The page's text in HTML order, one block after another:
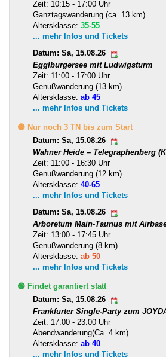
Zeit: 10:15 - 17:00 Uhr
Ganztagswanderung (ca. 13 km)
Altersklasse: 35-55
... mehr Infos und Tickets
Datum: Sa, 15.08.26
Egglburgersee mit Ludwigsturm
Zeit: 11:00 - 17:00 Uhr
Genußwanderung (13 km)
Altersklasse: ab 45
... mehr Infos und Tickets
🟡 Nur noch 3 TN bis zum Start
Datum: Sa, 15.08.26
Wahner Heide – Telegraphenberg
Zeit: 11:00 - 16:30 Uhr
Genußwanderung (12 km)
Altersklasse: 40-65
... mehr Infos und Tickets
Datum: Sa, 15.08.26
Arboretum Main-Taunus mit
Zeit: 13:00 - 17:45 Uhr
Genußwanderung (8 km)
Altersklasse: ab 50
... mehr Infos und Tickets
🟢 Findet garantiert statt
Datum: Sa, 15.08.26
Frankfurter Single-Party zum
Zeit: 17:00 - 23:00 Uhr
Abendwanderung(Ca. 4 km)
Altersklasse: ab 40
... mehr Infos und Tickets